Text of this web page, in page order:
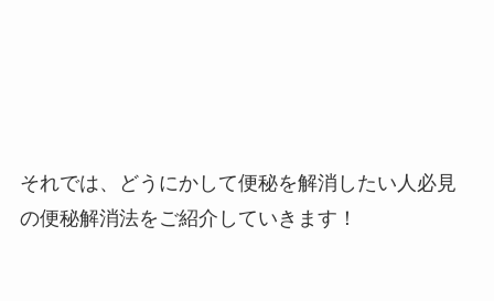
それでは、どうにかして便秘を解消したい人必見
の便秘解消法をご紹介していきます！